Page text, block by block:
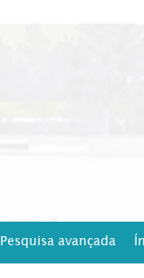
Pesquisa avançada